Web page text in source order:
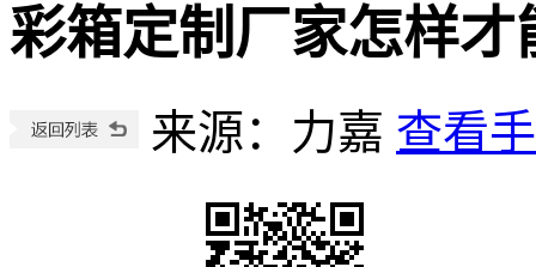
彩箱定制厂家怎样
来源：力嘉 查看